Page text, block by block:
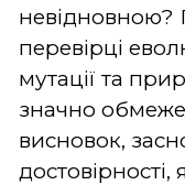
невідновною?
перевірці
мутації та
значно
висновок,